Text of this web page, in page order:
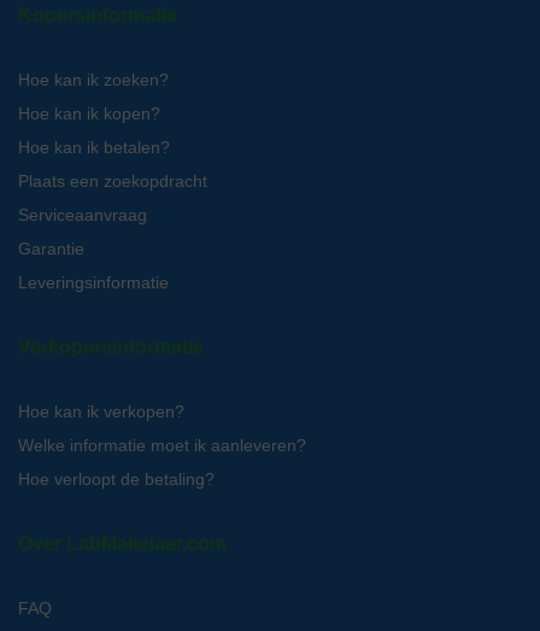
Kopersinformatie
Hoe kan ik zoeken?
Hoe kan ik kopen?
Hoe kan ik betalen?
Plaats een zoekopdracht
Serviceaanvraag
Garantie
Leveringsinformatie
Verkopersinformatie
Hoe kan ik verkopen?
Welke informatie moet ik aanleveren?
Hoe verloopt de betaling?
Over LabMakelaar.com
FAQ